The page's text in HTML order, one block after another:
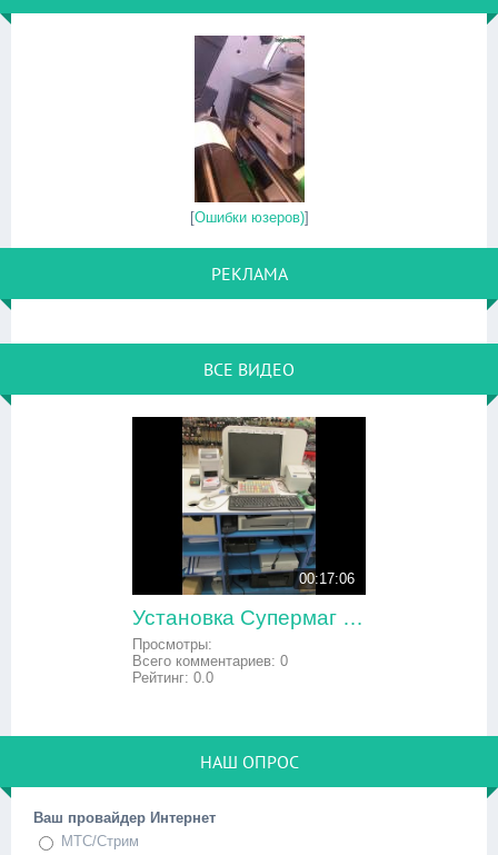
[Ошибки юзеров)]
РЕКЛАМА
ВСЕ ВИДЕО
00:17:06
Установка Супермаг версия 49 Linux на POS-терминал
Просмотры:
Всего комментариев: 0
Рейтинг: 0.0
НАШ ОПРОС
Ваш провайдер Интернет
МТС/Стрим